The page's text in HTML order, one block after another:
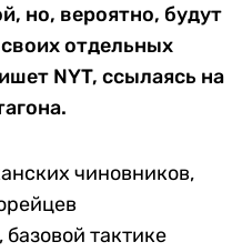
но, вероятно, будут
отдельных
NYT, ссылаясь на
чиновников,
тактике